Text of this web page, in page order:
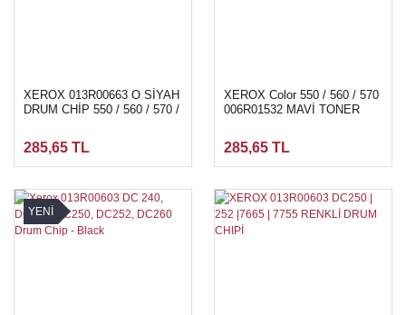
XEROX 013R00663 O SİYAH
DRUM CHİP 550 / 560 / 570 /
285,65 TL
XEROX Color 550 / 560 / 570
006R01532 MAVİ TONER
285,65 TL
YENİ